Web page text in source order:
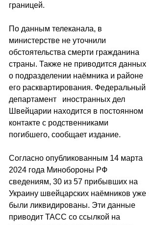
границей.
По данным телеканала, в
министерстве не уточнили
обстоятельства смерти гражданина
страны. Также не приводится данных
о подразделении наёмника и районе
его расквартирования. Федеральный
департамент   иностранных дел
Швейцарии находится в постоянном
контакте с родственниками
погибшего, сообщает издание.
Согласно опубликованным 14 марта
2024 года Минобороны РФ
сведениям, 30 из 57 прибывших на
Украину швейцарских наёмников уже
были ликвидированы. Эти данные
приводит ТАСС со ссылкой на